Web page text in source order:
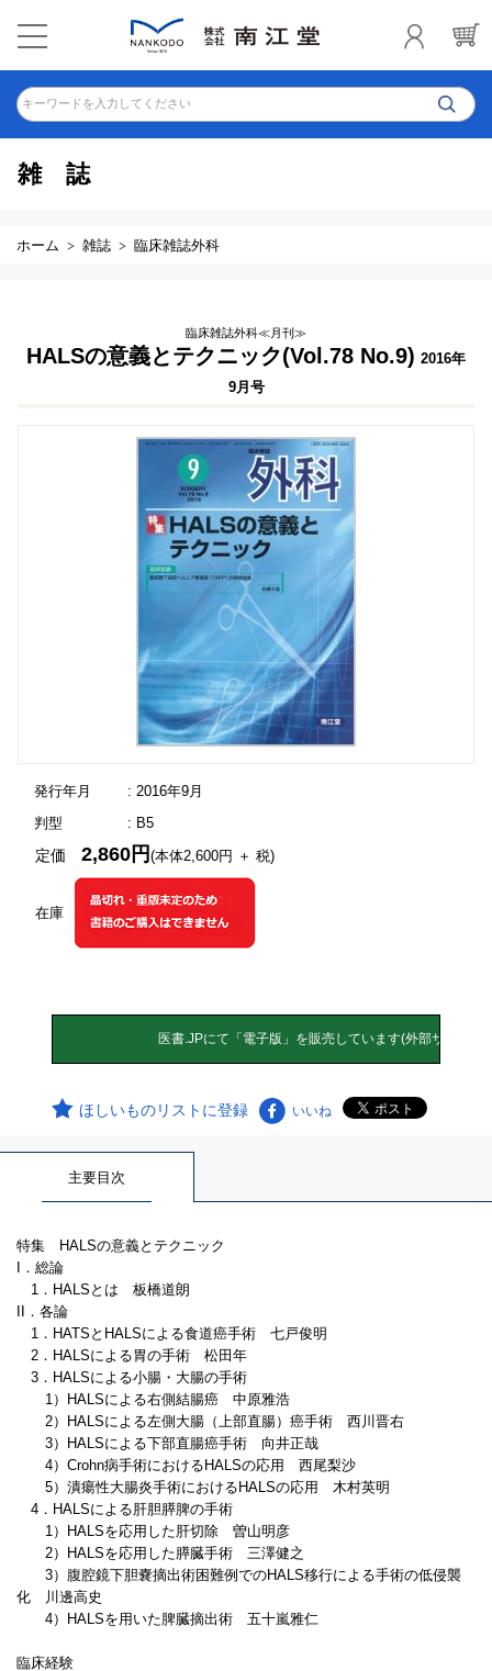
キーワードを入力してください
雑誌
ホーム 雑誌 臨床雑誌外科
臨床雑誌外科≪月刊≫
HALSの意義とテクニック(Vol.78 No.9) 2016年
9月号
発行年月
: 2016年9月
判型
: B5
在庫
定価2,860円(本体2,600円 ＋ 税)
ほしいものリストに登録 いいね
主要目次
特集 HALSの意義とテクニック
I．総論
1．HALSとは 板橋道朗
II．各論
1．HATSとHALSによる食道癌手術 七戸俊明
2．HALSによる胃の手術 松田年
3．HALSによる小腸・大腸の手術
1）HALSによる右側結腸癌 中原雅浩
2）HALSによる左側大腸（上部直腸）癌手術 西川晋右
3）HALSによる下部直腸癌手術 向井正哉
4）Crohn病手術におけるHALSの応用 西尾梨沙
5）潰瘍性大腸炎手術におけるHALSの応用 木村英明
4．HALSによる肝胆膵脾の手術
1）HALSを応用した肝切除 曽山明彦
2）HALSを応用した膵臓手術 三澤健之
3）腹腔鏡下胆嚢摘出術困難例でのHALS移行による手術の低侵襲
化 川邊高史
4）HALSを用いた脾臓摘出術 五十嵐雅仁
臨床経験